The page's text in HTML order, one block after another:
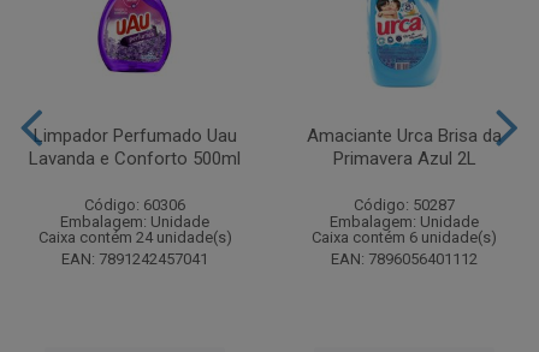
Limpador Perfumado Uau
Lavanda e Conforto 500ml
Código: 60306
Embalagem: Unidade
Caixa contém 24 unidade(s)
EAN: 7891242457041
Amaciante Urca Brisa da
Primavera Azul 2L
Código: 50287
Embalagem: Unidade
Caixa contém 6 unidade(s)
EAN: 7896056401112